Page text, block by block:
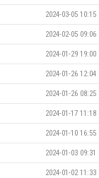
2024-03-05 10:15
2024-02-05 09:06
2024-01-29 19:00
2024-01-26 12:04
2024-01-26 08:25
2024-01-17 11:18
2024-01-10 16:55
2024-01-03 09:31
2024-01-02 11:33